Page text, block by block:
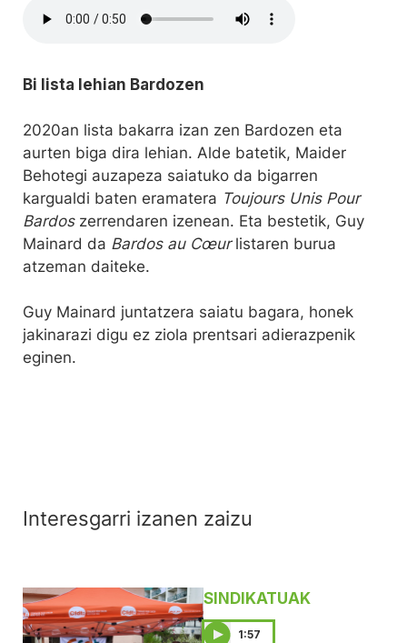
Bi lista lehian Bardozen
2020an lista bakarra izan zen Bardozen eta
aurten biga dira lehian. Alde batetik, Maider
Behotegi auzapeza saiatuko da bigarren
kargualdi baten eramatera Toujours Unis Pour
Bardos zerrendaren izenean. Eta bestetik, Guy
Mainard da Bardos au Cœur listaren burua
atzeman daiteke.
Guy Mainard juntatzera saiatu bagara, honek
jakinarazi digu ez ziola prentsari adierazpenik
eginen.
Interesgarri izanen zaizu
SINDIKATUAK
1:57